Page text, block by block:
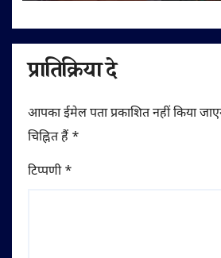
प्रातिक्रिया दे
आपका ईमेल पता प्रकाशित नहीं किया
चिह्नित हैं *
टिप्पणी*